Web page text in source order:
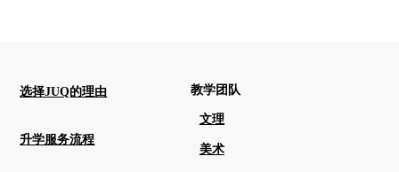
选择JUQ的理由
升学服务流程
教学团队
文理
美术